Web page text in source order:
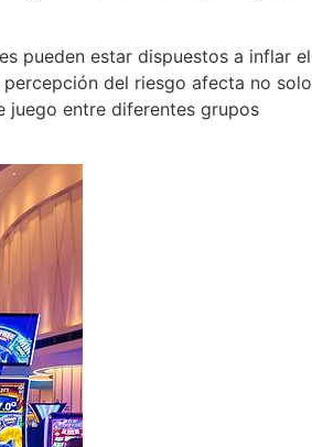
pueden estar dispuestos a inflar el
del riesgo afecta no solo
juego entre diferentes grupos